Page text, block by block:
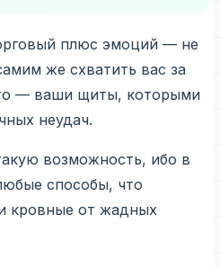
плюс эмоций — не
же схватить вас за
— ваши щиты, которыми
неудач.
возможность, ибо в
способы, что
кровные от жадных